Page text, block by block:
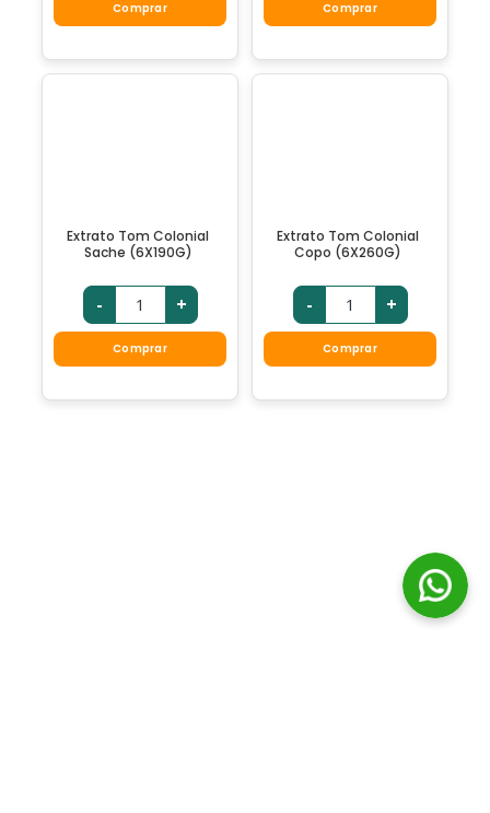
Comprar Comprar
Extrato Tom Colonial
Sache (6X190G)
- +
Comprar
Extrato Tom Colonial
Copo (6X260G)
- +
Comprar